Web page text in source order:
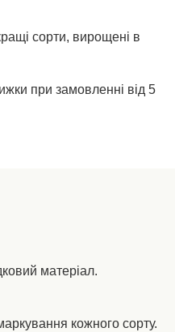
сорти, вирощені в
при замовленні від 5
матеріал.
кожного сорту.